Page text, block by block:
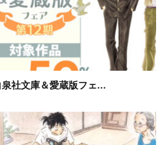
社文庫＆愛蔵版フェ...